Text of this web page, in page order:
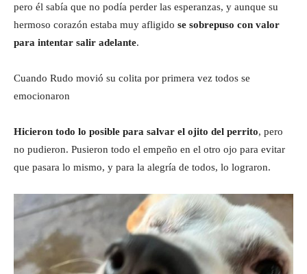
pero él sabía que no podía perder las esperanzas, y aunque su
hermoso corazón estaba muy afligido se sobrepuso con valor
para intentar salir adelante.
Cuando Rudo movió su colita por primera vez todos se
emocionaron
Hicieron todo lo posible para salvar el ojito del perrito, pero
no pudieron. Pusieron todo el empeño en el otro ojo para evitar
que pasara lo mismo, y para la alegría de todos, lo lograron.